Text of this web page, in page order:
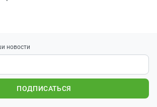
новости
ПОДПИСАТЬСЯ